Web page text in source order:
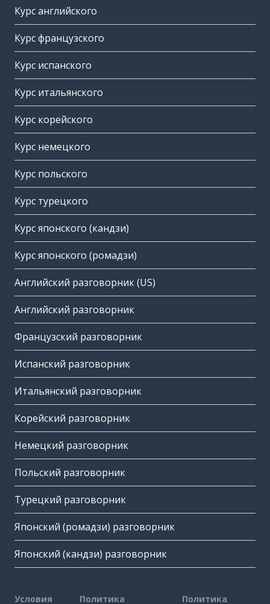
Курс английского
Курс французского
Курс испанского
Курс итальянского
Курс корейского
Курс немецкого
Курс польского
Курс турецкого
Курс японского (кандзи)
Курс японского (ромадзи)
Английский разговорник (US)
Английский разговорник
Французский разговорник
Испанский разговорник
Итальянский разговорник
Корейский разговорник
Немецкий разговорник
Польский разговорник
Турецкий разговорник
Японский (ромадзи) разговорник
Японский (кандзи) разговорник
Условия Политика Политика